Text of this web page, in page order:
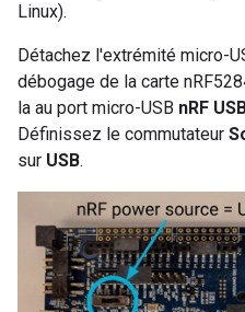
Linux).
Détachez l'extrémité micro-
débogage de la carte
la au port micro-USB nRF
Définissez le commutateur
sur USB.